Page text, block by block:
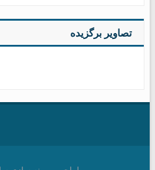
تصاویر برگزیده